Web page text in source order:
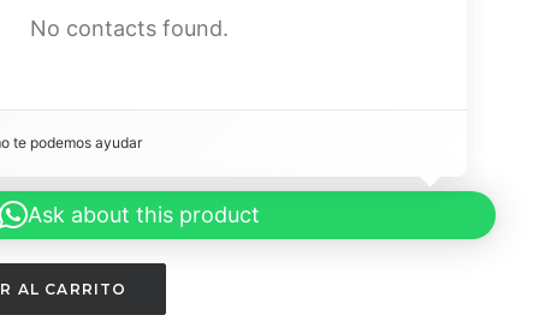
No contacts found.
te podemos ayudar
Ask about this product
AL CARRITO